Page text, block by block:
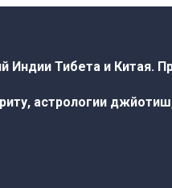
Индии Тибета и Китая.
астрологии